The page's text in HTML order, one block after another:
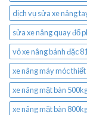
dịch vụ sửa xe nâng
sửa xe nâng quay đổ
vỏ xe nâng bánh đặc
xe nâng máy móc thiết
xe nâng mặt bàn
xe nâng mặt bàn